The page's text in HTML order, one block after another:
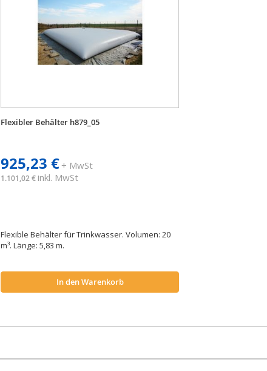
Flexibler Behälter h879_05
925,23 €+ MwSt
1.101,02 € inkl. MwSt
Flexible Behälter für Trinkwasser. Volumen: 20
m³. Länge: 5,83 m.
In den Warenkorb